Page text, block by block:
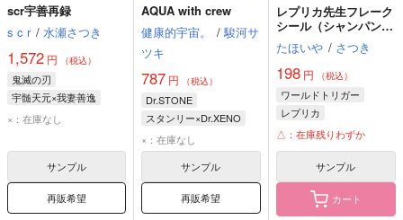
scr宇善再録
s c r / 水瀬さつき
1,572 円 （税込）
鬼滅の刃
宇髄天元×我妻善逸
我妻善逸
×：在庫なし
サンプル
再販希望
AQUA with crew
健康的宇宙。
/ 駿河サ
ツキ
787 円 （税込）
Dr.STONE
スタンリー×Dr.XENO
スタンリー・スナイダー
Dr.XENO
×：在庫なし
サンプル
再販希望
レプリカ先生フレーク
シール（シャンパンゴ
ールド）
たほいや / さつき
198円 （税込）
ワールドトリガー
レプリカ
△：在庫残りわずか
サンプル
カート